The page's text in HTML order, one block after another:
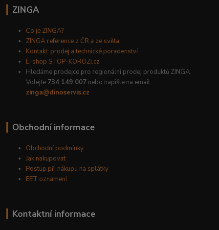
ZINGA
Co je ZINGA?
ZINGA reference z ČR a ze světa
Kontakt: prodej a technické poradenství
E-shop STOP-KOROZI.cz
Hledáme prodejce pro regionální prodej produktů ZINGA.
Volejte 734 149 007 nebo napište na email:
zinga@dinoservis.cz
Obchodní informace
Obchodní podmínky
Jak nakupovat
Postup při nákupu na splátky
EET oznámení
Kontaktní informace